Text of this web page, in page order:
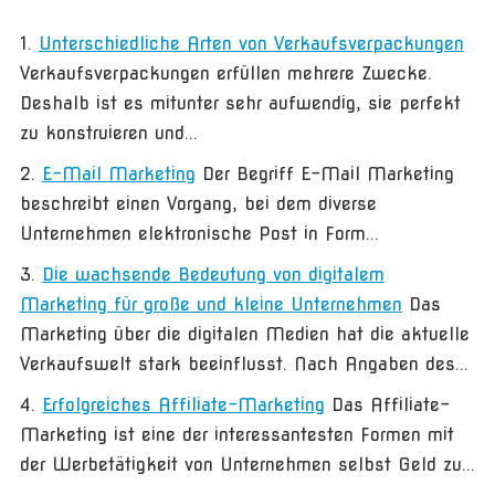
Unterschiedliche Arten von Verkaufsverpackungen
Verkaufsverpackungen erfüllen mehrere Zwecke.
Deshalb ist es mitunter sehr aufwendig, sie perfekt
zu konstruieren und...
E-Mail Marketing Der Begriff E-Mail Marketing
beschreibt einen Vorgang, bei dem diverse
Unternehmen elektronische Post in Form...
Die wachsende Bedeutung von digitalem
Marketing für große und kleine Unternehmen Das
Marketing über die digitalen Medien hat die aktuelle
Verkaufswelt stark beeinflusst. Nach Angaben des...
Erfolgreiches Affiliate-Marketing Das Affiliate-
Marketing ist eine der interessantesten Formen mit
der Werbetätigkeit von Unternehmen selbst Geld zu...